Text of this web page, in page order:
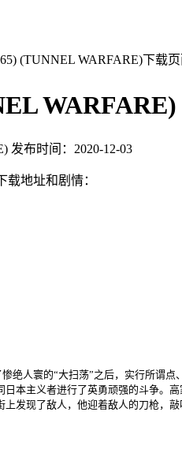
(TUNNEL WARFARE)下载
WARFARE)
发布时间：2020-12-03
载地址和剧情：
绝人寰的“大扫荡”之后，实行所谓
本主义者进行了英勇顽强的斗争。
发现了敌人，他迎着敌人的刀枪，敲